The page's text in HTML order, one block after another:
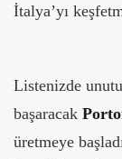
İtalya’yı
Listenizde
başaracak
üretmeye